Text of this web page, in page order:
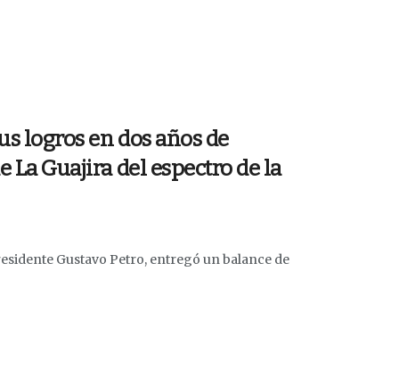
logros en dos años de
La Guajira del espectro de la
Gustavo Petro, entregó un balance de